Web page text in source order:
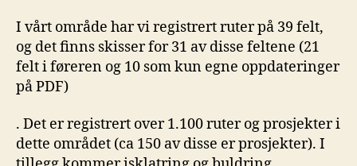
I vårt område har vi registrert ruter på 39 felt,
og det finns skisser for 31 av disse feltene (21
felt i føreren og 10 som kun egne oppdateringer
på PDF)
. Det er registrert over 1.100 ruter og prosjekter i
dette området (ca 150 av disse er prosjekter). I